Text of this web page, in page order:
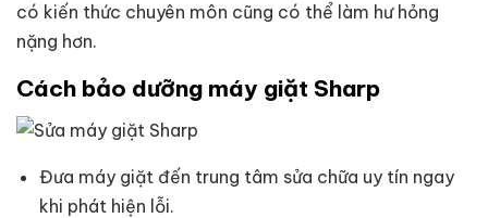
có kiến thức chuyên môn cũng có thể làm hư hỏng
nặng hơn.
Cách bảo dưỡng máy giặt Sharp
Đưa máy giặt đến trung tâm sửa chữa uy tín ngay
khi phát hiện lỗi.